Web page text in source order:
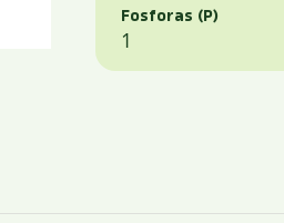
Fosforas (P)
1